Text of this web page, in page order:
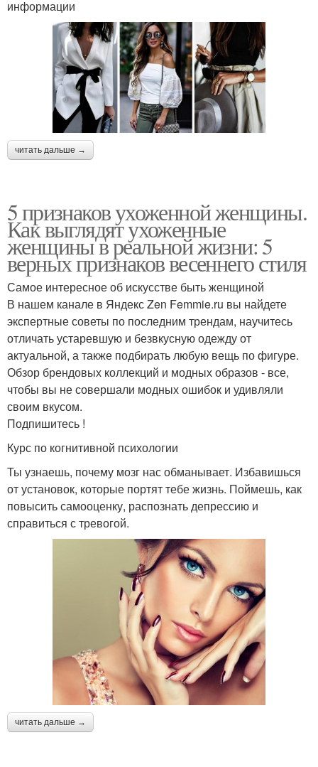
информации
читать дальше →
5 признаков ухоженной женщины.
Как выглядят ухоженные
женщины в реальной жизни: 5
верных признаков весеннего стиля
Самое интересное об искусстве быть женщиной
В нашем канале в Яндекс Zen Femmie.ru вы найдете
экспертные советы по последним трендам, научитесь
отличать устаревшую и безвкусную одежду от
актуальной, а также подбирать любую вещь по фигуре.
Обзор брендовых коллекций и модных образов - все,
чтобы вы не совершали модных ошибок и удивляли
своим вкусом.
Подпишитесь !
Курс по когнитивной психологии
Ты узнаешь, почему мозг нас обманывает. Избавишься
от установок, которые портят тебе жизнь. Поймешь, как
повысить самооценку, распознать депрессию и
справиться с тревогой.
читать дальше →